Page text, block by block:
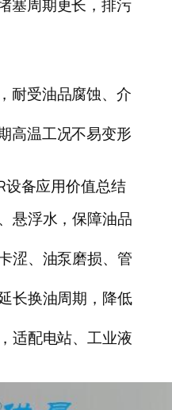
塞周期更长，排污
耐受油品腐蚀、介
高温工况不易变形
设备应用价值总结
悬浮水，保障油品
涩、油泵磨损、管
长换油周期，降低
适配电站、工业液